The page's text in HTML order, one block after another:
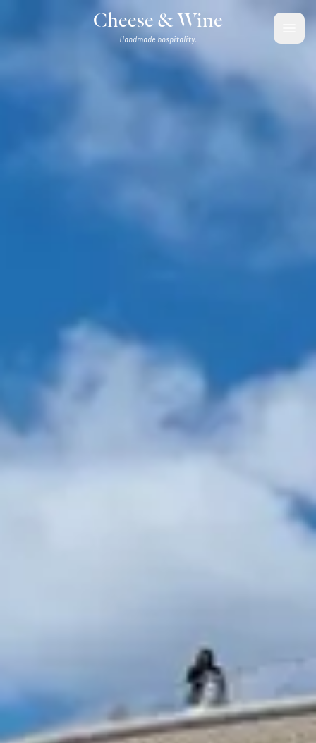
Cheese & Wine
Handmade hospitality.